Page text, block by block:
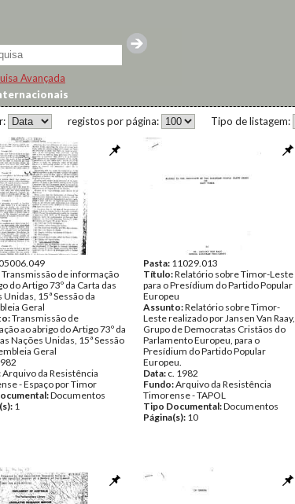
Avançada
Tipo de listagem:
registos por página:
Transmissão de informação
do Artigo 73º da Carta das
Unidas, 15ª Sessão da
Geral
Transmissão de
ao abrigo do Artigo 73º da
Nações Unidas, 15ª Sessão
Geral
Arquivo da Resistência
- Espaço por Timor
Documentos
1
Pasta: 11029.013
Título:Relatório sobre Timor-Leste
para o Presídium do Partido Popular
Europeu
Assunto:Relatório sobre Timor-
Leste realizado por Jansen Van Raay,
Grupo de Democratas Cristãos do
Parlamento Europeu, para o
Presídium do Partido Popular
Europeu.
Data: c. 1982
Fundo:Arquivo da Resistência
Timorense - TAPOL
Tipo Documental:Documentos
Página(s): 10